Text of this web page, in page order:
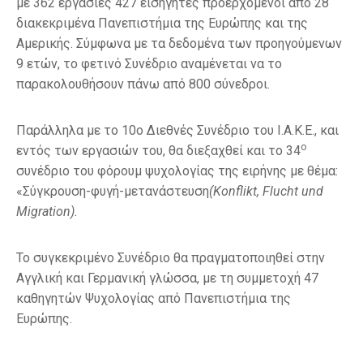
διακεκριμένα Πανεπιστήμια της Ευρώπης και της
Αμερικής. Σύμφωνα με τα δεδομένα των προηγούμενων
9 ετών, το φετινό Συνέδριο αναμένεται να το
παρακολουθήσουν πάνω από 800 σύνεδροι.
Παράλληλα με το 10ο Διεθνές Συνέδριο του Ι.Α.Κ.Ε., και
εντός των εργασιών του, θα διεξαχθεί και το 34ο
συνέδριο του φόρουμ ψυχολογίας της ειρήνης με θέμα:
«Σύγκρουση-φυγή-μετανάστευση(Konflikt, Flucht und
Migration).
Το συγκεκριμένο Συνέδριο θα πραγματοποιηθεί στην
Αγγλική και Γερμανική γλώσσα, με τη συμμετοχή 47
καθηγητών Ψυχολογίας από Πανεπιστήμια της
Ευρώπης.